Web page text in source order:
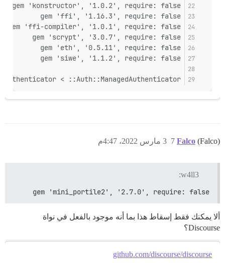
gem 'konstructor', '1.0.2', require: false
gem 'ffi', '1.16.3', require: false
gem 'ffi-compiler', '1.0.1', require: false
gem 'scrypt', '3.0.7', require: false
gem 'eth', '0.5.11', require: false
gem 'siwe', '1.1.2', require: false
< ::Auth::ManagedAuthenticator
Falco (Falco) 3 مارس 2022، 4:47م 7
w4ll3:
gem 'mini_portile2', '2.7.0', require: false
ألا يمكنك فقط إسقاط هذا بما أنه موجود بالفعل في نواة
Discourse؟
github.com/discourse/discourse